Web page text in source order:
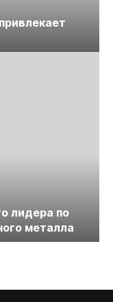
лидера по
металла